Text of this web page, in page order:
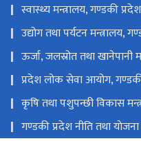
स्वास्थ्य मन्त्रालय, गण्डकी
उद्योग तथा पर्यटन मन्त्रालय,
ऊर्जा, जलस्रोत तथा खानेपानी
प्रदेश लोक सेवा आयोग,
कृषि तथा पशुपन्छी विकास
गण्डकी प्रदेश नीति तथा